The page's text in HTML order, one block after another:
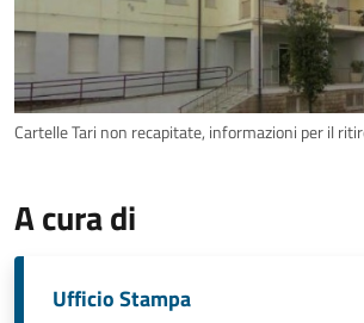
Cartelle Tari non recapitate, informazioni per il
A cura di
Ufficio Stampa